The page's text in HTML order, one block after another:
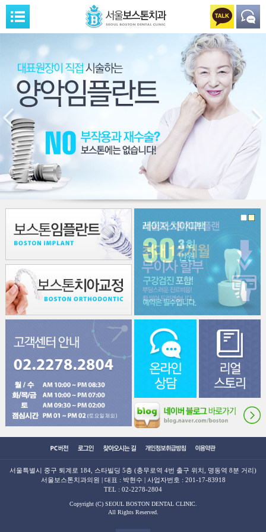
서울특별시 중구 퇴계로 184, 스타빌딩 5층 (충무로역 4번 출구 위치, 명동역 8분 거리)
서울보스톤치과의원 | 대표 : 박현수 | 사업자번호 : 201-17-83918
TEL : 02-2278-2804
Copyright (C) SEOUL BOSTON DENTAL CLINIC.
All Rights Reserved.